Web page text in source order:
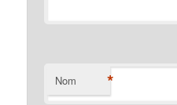
Nom *